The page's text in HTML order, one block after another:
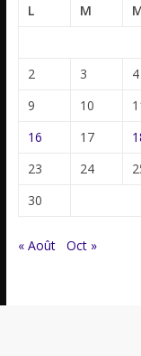
L
M
2
3 4
9
10
16
17
23
24
30
« Août Oct »